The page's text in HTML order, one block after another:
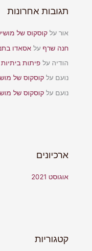
תגובות אחרונות
אור עלקוסקוס של מושיק
חנה שרף על אסאדו
הודיה על פיתות
נועם עלקוסקוס של
נועם עלקוסקוס של
ארכיונים
אוגוסט 2021
קטגוריות